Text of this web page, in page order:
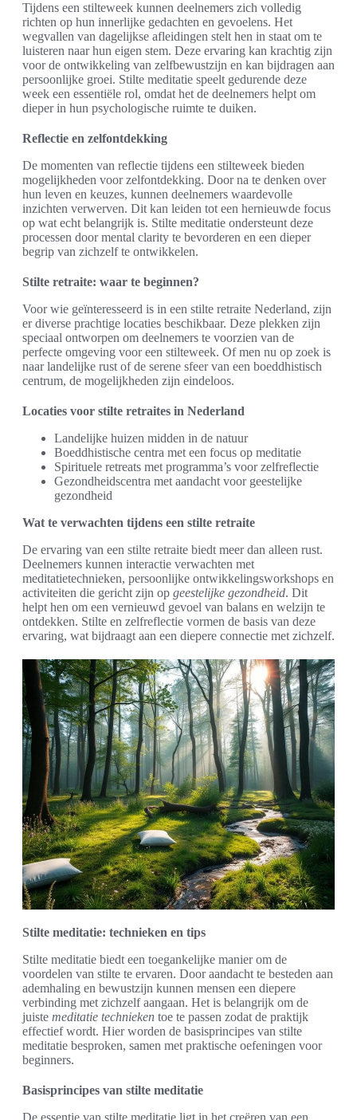
Tijdens een stilteweek kunnen deelnemers zich volledig
richten op hun innerlijke gedachten en gevoelens. Het
wegvallen van dagelijkse afleidingen stelt hen in staat om te
luisteren naar hun eigen stem. Deze ervaring kan krachtig zijn
voor de ontwikkeling van zelfbewustzijn en kan bijdragen aan
persoonlijke groei. Stilte meditatie speelt gedurende deze
week een essentiële rol, omdat het de deelnemers helpt om
dieper in hun psychologische ruimte te duiken.
Reflectie en zelfontdekking
De momenten van reflectie tijdens een stilteweek bieden
mogelijkheden voor zelfontdekking. Door na te denken over
hun leven en keuzes, kunnen deelnemers waardevolle
inzichten verwerven. Dit kan leiden tot een hernieuwde focus
op wat echt belangrijk is. Stilte meditatie ondersteunt deze
processen door mental clarity te bevorderen en een dieper
begrip van zichzelf te ontwikkelen.
Stilte retraite: waar te beginnen?
Voor wie geïnteresseerd is in een stilte retraite Nederland, zijn
er diverse prachtige locaties beschikbaar. Deze plekken zijn
speciaal ontworpen om deelnemers te voorzien van de
perfecte omgeving voor een stilteweek. Of men nu op zoek is
naar landelijke rust of de serene sfeer van een boeddhistisch
centrum, de mogelijkheden zijn eindeloos.
Locaties voor stilte retraites in Nederland
Landelijke huizen midden in de natuur
Boeddhistische centra met een focus op meditatie
Spirituele retreats met programma’s voor zelfreflectie
Gezondheidscentra met aandacht voor geestelijke
gezondheid
Wat te verwachten tijdens een stilte retraite
De ervaring van een stilte retraite biedt meer dan alleen rust.
Deelnemers kunnen interactie verwachten met
meditatietechnieken, persoonlijke ontwikkelingsworkshops en
activiteiten die gericht zijn op geestelijke gezondheid. Dit
helpt hen om een vernieuwd gevoel van balans en welzijn te
ontdekken. Stilte en zelfreflectie vormen de basis van deze
ervaring, wat bijdraagt aan een diepere connectie met zichzelf.
Stilte meditatie: technieken en tips
Stilte meditatie biedt een toegankelijke manier om de
voordelen van stilte te ervaren. Door aandacht te besteden aan
ademhaling en bewustzijn kunnen mensen een diepere
verbinding met zichzelf aangaan. Het is belangrijk om de
juiste meditatie technieken toe te passen zodat de praktijk
effectief wordt. Hier worden de basisprincipes van stilte
meditatie besproken, samen met praktische oefeningen voor
beginners.
Basisprincipes van stilte meditatie
De essentie van stilte meditatie ligt in het creëren van een